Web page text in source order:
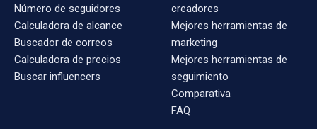
Número de seguidores
Calculadora de alcance
Buscador de correos
Calculadora de precios
Buscar influencers
creadores
Mejores herramientas de
marketing
Mejores herramientas de
seguimiento
Comparativa
FAQ